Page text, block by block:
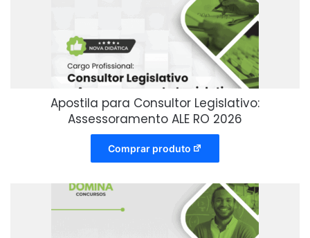
Apostila para Consultor Legislativo:
Assessoramento ALE RO 2026
Comprar produto